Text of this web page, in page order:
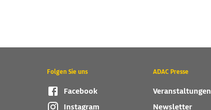
Folgen Sie uns
Facebook
Instagram
ADAC Presse
Veranstaltungen
Newsletter